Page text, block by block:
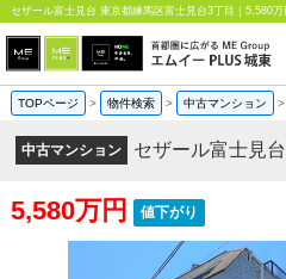
TOPページ > 物件検索 > 中古マンション >
中古マンション セザール富士見台
5,580万円 値下がり